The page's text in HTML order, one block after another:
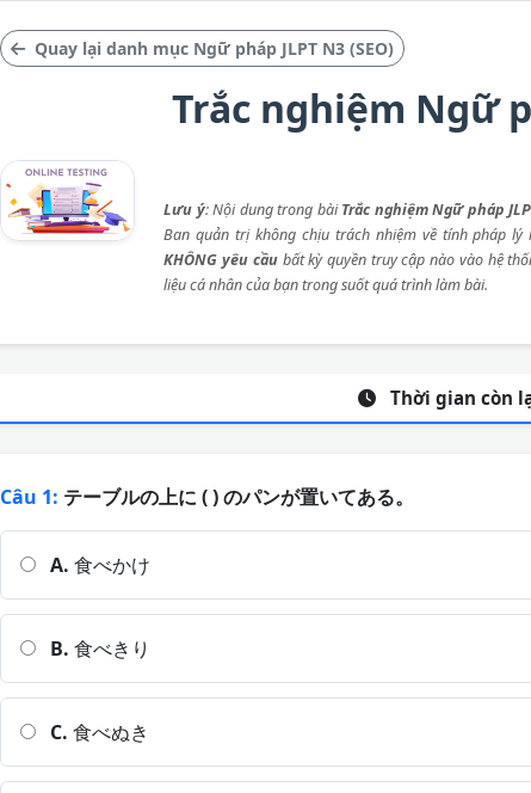
Quay lại danh mục Ngữ pháp JLPT N3 (SEO)
Trắc nghiệm Ngữ
Lưu ý: Nội dung trong bàiTrắc nghiệm Ngữ pháp
Ban quản trị không chịu trách nhiệm về tính pháp
KHÔNG yêu cầubất kỳ quyền truy cập nào vào hệ
liệu cá nhân của bạn trong suốt quá trình làm bài.
Thời gian còn
Câu 1: テーブルの上に ( ) のパンが置いてある。
A. 食べかけ
B. 食べきり
C. 食べぬき